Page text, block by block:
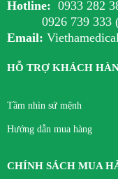
Hotline: 0933
0926 739 333 (
Email:
HỖ TRỢ KHÁCH
Tầm nhìn sứ mệnh
Hướng dẫn mua hàng
CHÍNH SÁCH MUA